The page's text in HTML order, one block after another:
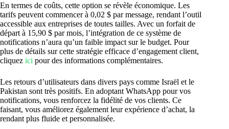
En termes de coûts, cette option se révèle économique. Les
tarifs peuvent commencer à 0,02 $ par message, rendant l’outil
accessible aux entreprises de toutes tailles. Avec un forfait de
départ à 15,90 $ par mois, l’intégration de ce système de
notifications n’aura qu’un faible impact sur le budget. Pour
plus de détails sur cette stratégie efficace d’engagement client,
cliquez ici pour des informations complémentaires.
Les retours d’utilisateurs dans divers pays comme Israël et le
Pakistan sont très positifs. En adoptant WhatsApp pour vos
notifications, vous renforcez la fidélité de vos clients. Ce
faisant, vous améliorez également leur expérience d’achat, la
rendant plus fluide et personnalisée.